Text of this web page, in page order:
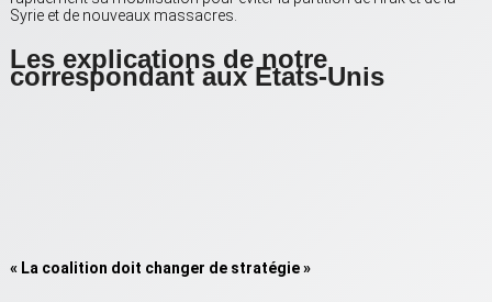
Syrie et de nouveaux massacres.
Les explications de notre
correspondant aux Etats-Unis
« La coalition doit changer de stratégie »